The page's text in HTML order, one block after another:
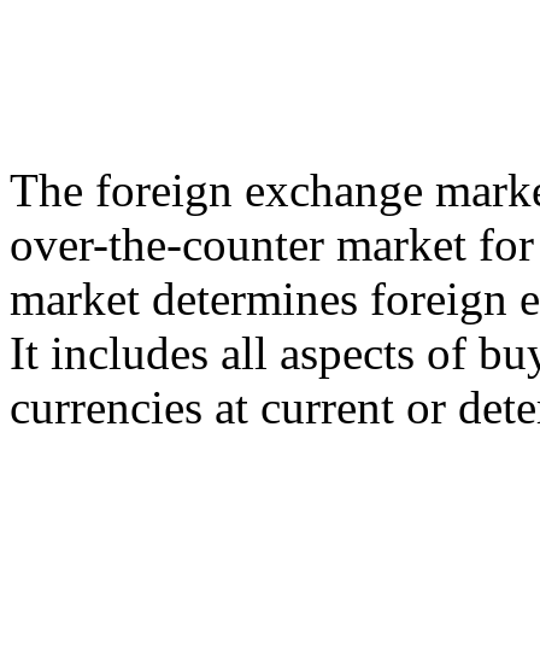
The foreign exchange
over-the-counter market
market determines foreign
It includes all aspects of
currencies at current or